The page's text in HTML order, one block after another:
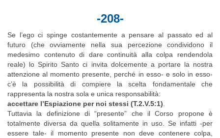
-208-
Se l’ego ci spinge costantemente a pensare al passato ed al
futuro (che ovviamente nella sua percezione condividono il
medesimo contenuto di dare continuità alla colpa rendendola
reale) lo Spirito Santo ci invita dolcemente a portare la nostra
attenzione al momento presente, perché in esso- e solo in esso-
c’è la possibilità di compiere la scelta fondamentale che
rappresenta la nostra sola e unica responsabilità:
accettare l’Espiazione per noi stessi (T.2.V.5:1)
Tuttavia la definizione di “presente” che il Corso propone è
totalmente diversa da quella solitamente in uso. Se infatti -per
essere tale- il momento presente non deve contenere colpa,